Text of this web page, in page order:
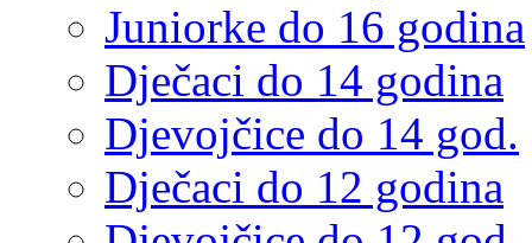
Juniorke do 16 godina
Dječaci do 14 godina
Djevojčice do 14 god.
Dječaci do 12 godina